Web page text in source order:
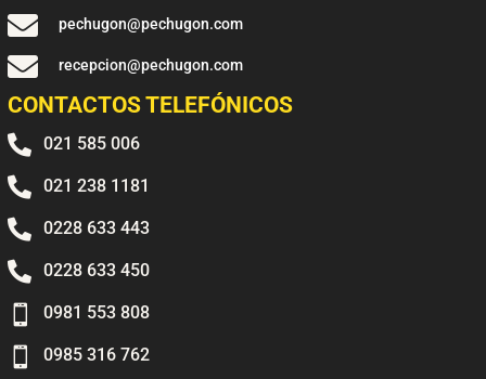
 pechugon@pechugon.com
 recepcion@pechugon.com
CONTACTOS TELEFÓNICOS
 021 585 006
 021 238 1181
 0228 633 443
 0228 633 450
 0981 553 808
 0985 316 762